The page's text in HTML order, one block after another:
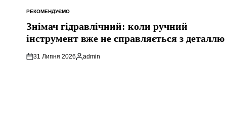
ОПУБЛІКУВАТИ
РЕКОМЕНДУЄМО
Знімач гідравлічний: коли ручний
інструмент вже не справляється з деталлю
31 Липня 2026
Опубліковано
admin